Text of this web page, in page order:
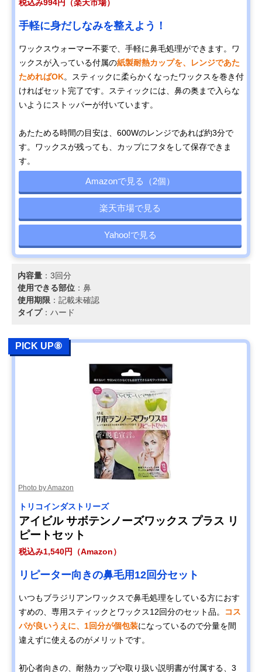
税込み994円（楽天市場）
手軽に身だしなみを整えよう！
ワックスウォーマー不要で、手軽に鼻毛処理ができます。ワ
ックスが入っている付属の紙製耐熱カップを、レンジであた
ためればOK。スティックに柔らかくなったワックスを巻き付
ければセット完了です。スティックには、鼻の奥まで入らな
いようにストッパーが付いています。
あたためる時間の目安は、600Wのレンジであれば約3分で
す。ワックスが残っても、カップにフタをして保存できま
す。
Amazonで見る（2個）
楽天市場で見る
Yahoo!で見る
内容量 ：3回分
使用できる部位 ：鼻
使用期限 ：記載未確認
タイプ：ハード
PICK UP⑧
Photo by Amazon
トリコインダストリーズ
アイビル サボテンノーズワックス プラス リ
ピートセット
税込み1,540円（Amazon）
リピーター向きの鼻毛用12回分セット
いつもブラジリアンワックスで鼻毛処理をしている方におす
すめの、専用スティックとワックス12回分のセット品。
コス
パが良いうえに、1回分が個包装になっているので分量を間
違えずに使えるのがメリットです。
初心者向きの、耐熱カップや取り扱い説明書が付属する、3